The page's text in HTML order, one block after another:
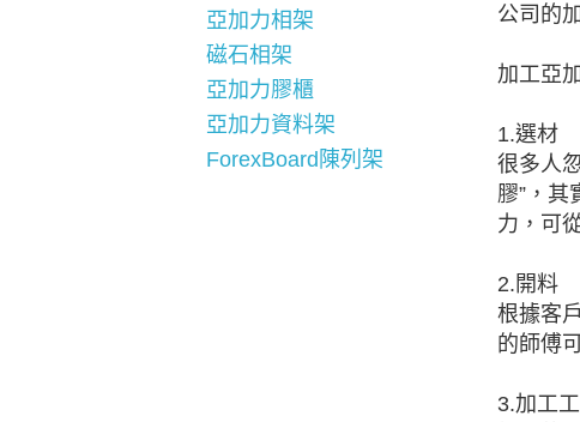
亞加力相架
磁石相架
亞加力膠櫃
亞加力資料架
ForexBoard陳列架
公司的
加工亞
1.選材
很多人
膠”，
力，可
2.開料
根據客
的師傅
3.加工